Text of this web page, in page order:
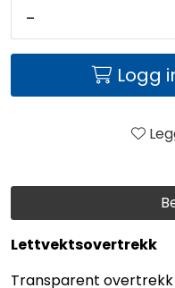
Lettvektsovertrekk
Transparent
-
Logg